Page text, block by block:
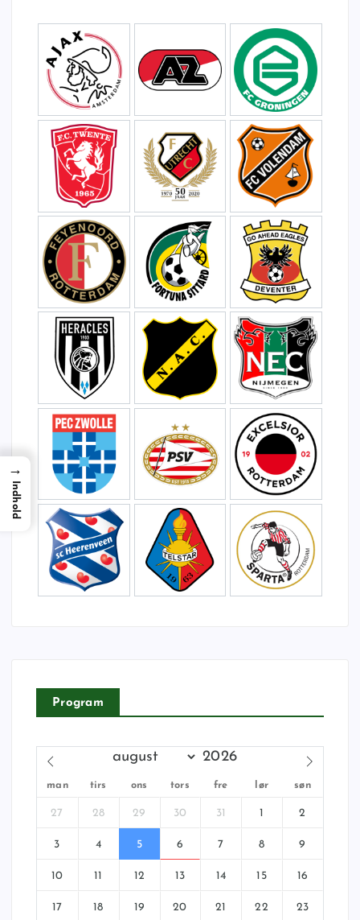
Program
man tirs ons tors fre lør søn
27 28 29 30 31 1 2
3 4 5 6 7 8 9
10 11 12 13 14 15 16
17 18 19 20 21 22 23
→
Indhold